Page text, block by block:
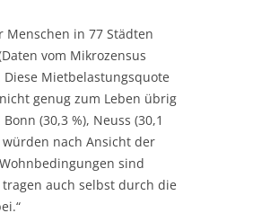
in 77 Städten
vom Mikrozensus
Mietbelastungsquote
genug zum Leben übrig
(30,3 %), Neuss (30,1
nach Ansicht der
sind
auch selbst durch die